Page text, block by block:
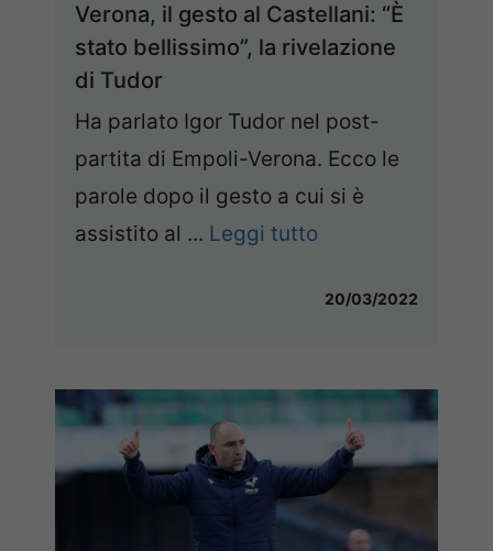
Verona, il gesto al Castellani: “È
stato bellissimo”, la rivelazione
di Tudor
Ha parlato Igor Tudor nel post-
partita di Empoli-Verona. Ecco le
parole dopo il gesto a cui si è
assistito al ... Leggi tutto
20/03/2022